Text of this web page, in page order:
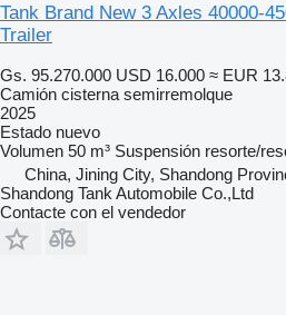
Tank Brand New 3 Axles 40000-
Trailer
Gs. 95.270.000 USD 16.000 ≈ EUR
Camión cisterna semirremolque
2025
Estado nuevo
Volumen 50 m³ Suspensión resorte/
China, Jining City, Shandong
Shandong Tank Automobile Co.,Ltd
Contacte con el vendedor